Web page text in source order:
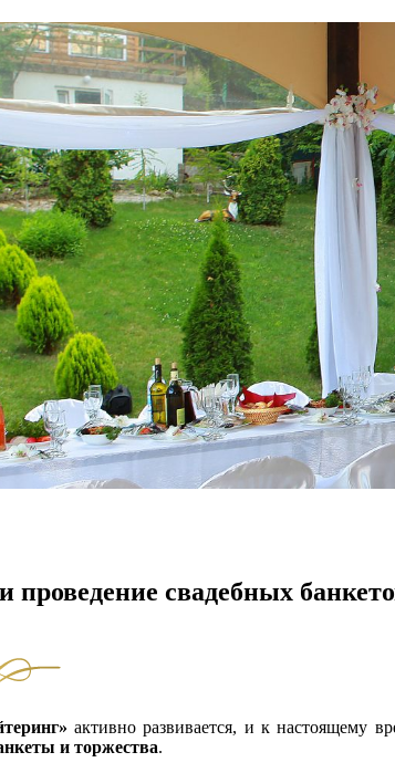
проведение свадебных
активно развивается, и к настоящему
и торжества.